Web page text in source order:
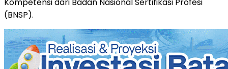
(BNSP).